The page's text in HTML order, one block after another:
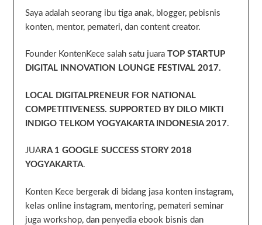
Saya adalah seorang ibu tiga anak, blogger, pebisnis
konten, mentor, pemateri, dan content creator.
Founder KontenKece salah satu juaraTOP STARTUP
DIGITAL INNOVATION LOUNGE FESTIVAL 2017.
LOCAL DIGITALPRENEUR FOR NATIONAL
COMPETITIVENESS. SUPPORTED BY DILO MIKTI
INDIGO TELKOM YOGYAKARTA INDONESIA 2017.
JUA RA 1 GOOGLE SUCCESS STORY 2018
YOGYAKARTA.
Konten Kece bergerak di bidang jasa konten instagram,
kelas online instagram, mentoring, pemateri seminar
juga workshop, dan penyedia ebook bisnis dan